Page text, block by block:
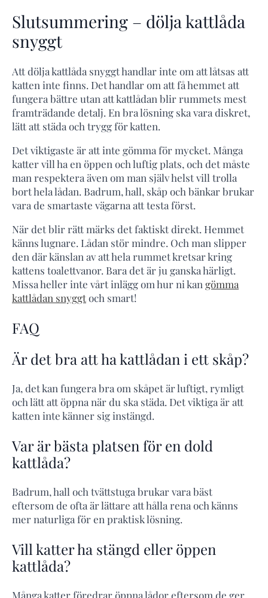
Slutsummering – dölja kattlåda
snyggt
Att dölja kattlåda snyggt handlar inte om att låtsas att
katten inte finns. Det handlar om att få hemmet att
fungera bättre utan att kattlådan blir rummets mest
framträdande detalj. En bra lösning ska vara diskret,
lätt att städa och trygg för katten.
Det viktigaste är att inte gömma för mycket. Många
katter vill ha en öppen och luftig plats, och det måste
man respektera även om man själv helst vill trolla
bort hela lådan. Badrum, hall, skåp och bänkar brukar
vara de smartaste vägarna att testa först.
När det blir rätt märks det faktiskt direkt. Hemmet
känns lugnare. Lådan stör mindre. Och man slipper
den där känslan av att hela rummet kretsar kring
kattens toalettvanor. Bara det är ju ganska härligt.
Missa heller inte vårt inlägg om hur ni kan gömma
kattlådan snyggtoch smart!
FAQ
Är det bra att ha kattlådan i ett skåp?
Ja, det kan fungera bra om skåpet är luftigt, rymligt
och lätt att öppna när du ska städa. Det viktiga är att
katten inte känner sig instängd.
Var är bästa platsen för en dold
kattlåda?
Badrum, hall och tvättstuga brukar vara bäst
eftersom de ofta är lättare att hålla rena och känns
mer naturliga för en praktisk lösning.
Vill katter ha stängd eller öppen
kattlåda?
Många katter föredrar öppna lådor eftersom de ger